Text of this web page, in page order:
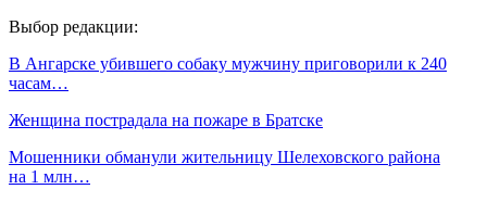
Выбор редакции:
В Ангарске убившего собаку мужчину приговорили к 240
часам…
Женщина пострадала на пожаре в Братске
Мошенники обманули жительницу Шелеховского района
на 1 млн…